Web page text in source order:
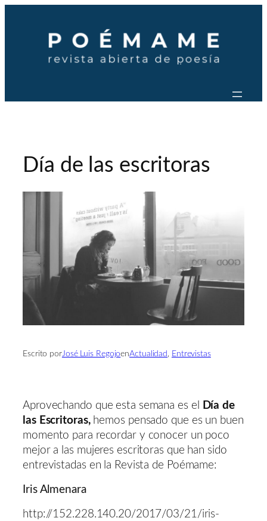
contenido
Día de las escritoras
Escrito porJosé Luis RegojoenActualidad , Entrevistas
Aprovechando que esta semana es el
Día de
las Escritoras, hemos pensado que es un buen
momento para recordar y conocer un poco
mejor a las mujeres escritoras que han sido
entrevistadas en la Revista de Poémame:
Iris Almenara
http://152.228.140.20/2017/03/21/iris-